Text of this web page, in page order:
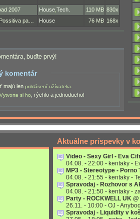
2007 House Tech. 110 MB 830x
pa…
House 76 MB 168x
buďte prvý!
komentár
majú len prihlásení užívatelia
Vytvorte si ho , rýchlo a jednoducho!
Aktuálne príspevky v
Video - Sexy Girl - Eva
04.08. - 22:00 - kentaky -
MP3 - Stereotype - Porno
04.08. - 21:55 - kentaky -
Spravodaj - Rozhovor s
04.08. - 21:50 - kentaky -
Party - ROCKWELL UK
26.11. - 10:00 - OJ -
Spravodaj - Liquidity v